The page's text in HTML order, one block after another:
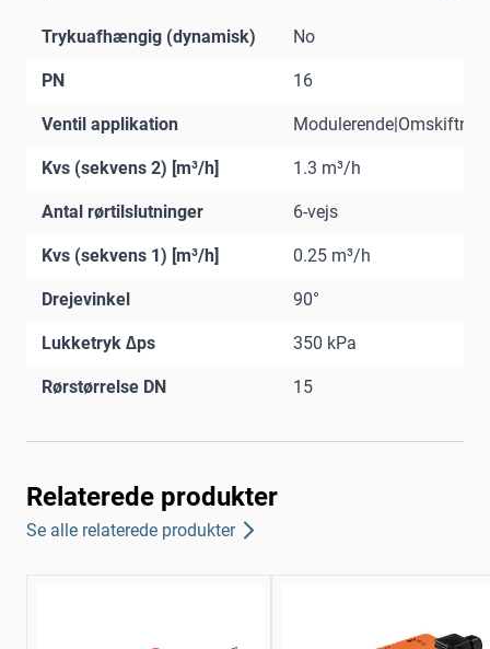
Trykuafhængig (dynamisk) No
PN 16
Ventil applikation
Kvs (sekvens 2) [m³/h] 1.3 m³/h
Antal rørtilslutninger 6-vejs
Kvs (sekvens 1) [m³/h] 0.25 m³/h
Drejevinkel 90°
Lukketryk ∆ps 350 kPa
Rørstørrelse DN 15
Relaterede produkter
Se alle relaterede produkter